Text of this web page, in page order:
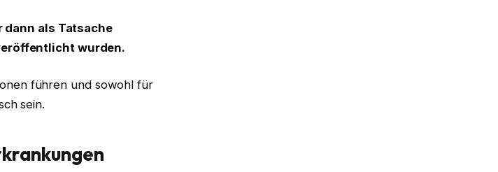
als Tatsache
wurden.
führen und sowohl für
sein.